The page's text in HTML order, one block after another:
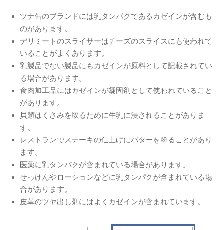
ツナ缶のブランドには乳タンパクであるカゼインが含むも
のがあります。
デリミートのスライサーはチーズのスライスにも使われて
いることがよくあります。
乳製品でない製品にもカゼインが原料として記載されてい
る場合があります。
食肉加工品にはカゼインが凝固剤として使われていること
があります。
貝類はくさみを取るために牛乳に浸されることがありま
す。
レストランでステーキの仕上げにバターを塗ることがあり
ます。
医薬に乳タンパクが含まれている場合があります。
せっけんやローションなどに乳タンパクが含まれている場
合があります。
皮革のツヤ出し剤にはよくカゼインが含まれています。